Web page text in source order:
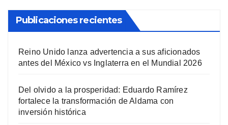
Publicaciones recientes
Reino Unido lanza advertencia a sus aficionados
antes del México vs Inglaterra en el Mundial 2026
Del olvido a la prosperidad: Eduardo Ramírez
fortalece la transformación de Aldama con
inversión histórica